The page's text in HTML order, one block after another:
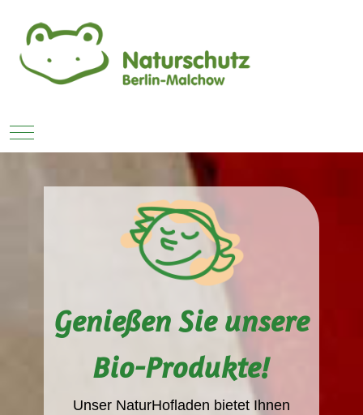
Mobile Menu Toggle
Genießen Sie unsere
Bio-Produkte!
Unser NaturHofladen bietet Ihnen